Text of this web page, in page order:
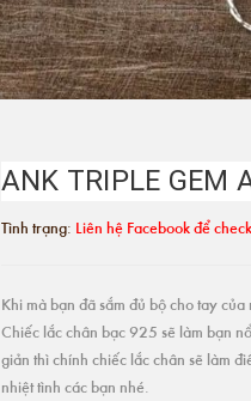
ANK TRIPLE GEM
Tình trạng: Liên hệ Facebook để
Khi mà bạn đã sắm đủ bộ cho tay
Chiếc lắc chân bạc 925 sẽ làm bạn
giản thì chính chiếc lắc chân sẽ làm
nhiệt tình các bạn nhé.